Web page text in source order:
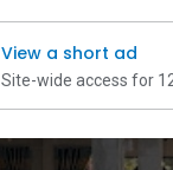
View a short ad
Site-wide access for